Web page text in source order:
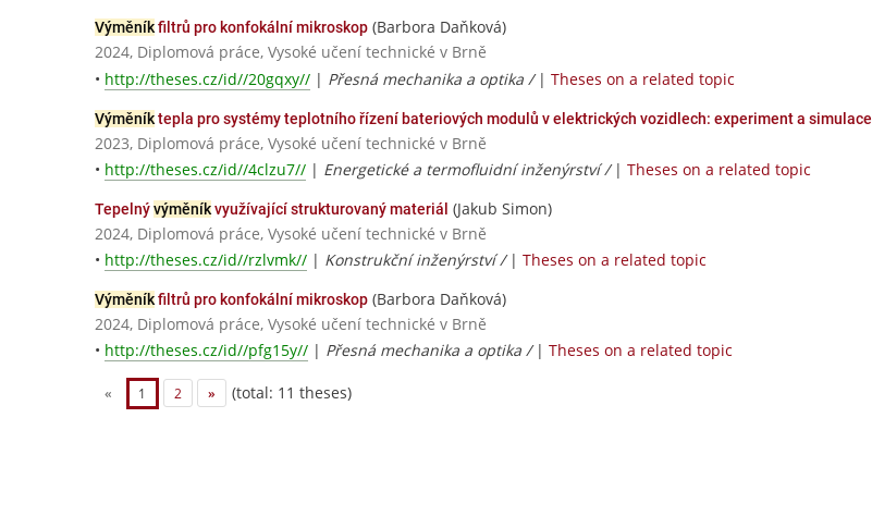
Výměníkfiltrů pro konfokální mikroskop (Barbora Daňková)
2024, Diplomová práce, Vysoké učení technické v Brně
• http://theses.cz/id//20gqxy// | Přesná mechanika a optika / | Theses on a related topic
Výměníktepla pro systémy teplotního řízení bateriových modulů v elektrických vozidlech: experiment a simulace
2023, Diplomová práce, Vysoké učení technické v Brně
• http://theses.cz/id//4clzu7// | Energetické a termofluidní inženýrství / | Theses on a related topic
Tepelnývýměníkvyužívající strukturovaný materiál (Jakub Simon)
2024, Diplomová práce, Vysoké učení technické v Brně
• http://theses.cz/id//rzlvmk// | Konstrukční inženýrství / | Theses on a related topic
Výměníkfiltrů pro konfokální mikroskop (Barbora Daňková)
2024, Diplomová práce, Vysoké učení technické v Brně
• http://theses.cz/id//pfg15y// | Přesná mechanika a optika / | Theses on a related topic
« 1 2 » (total: 11 theses)